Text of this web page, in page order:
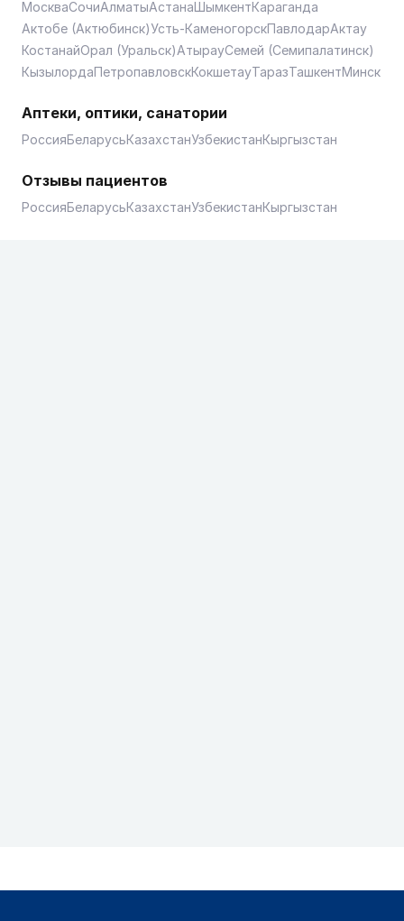
МоскваСочиАлматыАстанаШымкентКараганда
Актобе (Актюбинск)Усть-КаменогорскПавлодарАктау
КостанайОрал (Уральск)АтырауСемей (Семипалатинск)
КызылордаПетропавловскКокшетауТаразТашкентМинск
Аптеки, оптики, санатории
РоссияБеларусьКазахстанУзбекистанКыргызстан
Отзывы пациентов
РоссияБеларусьКазахстанУзбекистанКыргызстан